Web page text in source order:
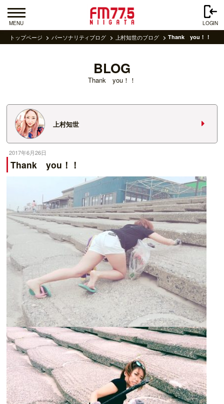
MENU LOGIN
トップページ パーソナリティブログ 上村知世のブログ Thank you！！
BLOG
Thank you！！
上村知世
2017年6月26日
Thank you！！